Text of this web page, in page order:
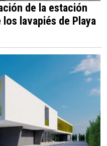
de la estación
lavapiés de Playa